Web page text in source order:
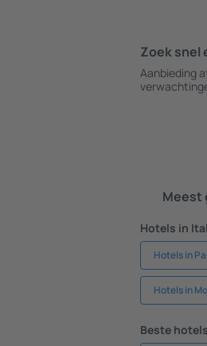
Zoek snel
Aanbieding
Meest
Hotels in
Hotels in
Hotels in
Beste